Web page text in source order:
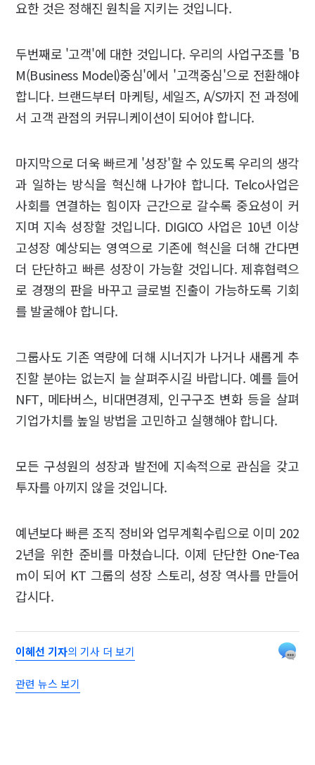
요한 것은 정해진 원칙을 지키는 것입니다.
두번째로 '고객'에 대한 것입니다. 우리의 사업구조를 'B
M(Business Model)중심'에서 '고객중심'으로 전환해야
합니다. 브랜드부터 마케팅, 세일즈, A/S까지 전 과정에
서 고객 관점의 커뮤니케이션이 되어야 합니다.
마지막으로 더욱 빠르게 '성장'할 수 있도록 우리의 생각
과 일하는 방식을 혁신해 나가야 합니다. Telco사업은
사회를 연결하는 힘이자 근간으로 갈수록 중요성이 커
지며 지속 성장할 것입니다. DIGICO 사업은 10년 이상
고성장 예상되는 영역으로 기존에 혁신을 더해 간다면
더 단단하고 빠른 성장이 가능할 것입니다. 제휴협력으
로 경쟁의 판을 바꾸고 글로벌 진출이 가능하도록 기회
를 발굴해야 합니다.
그룹사도 기존 역량에 더해 시너지가 나거나 새롭게 추
진할 분야는 없는지 늘 살펴주시길 바랍니다. 예를 들어
NFT, 메타버스, 비대면경제, 인구구조 변화 등을 살펴
기업가치를 높일 방법을 고민하고 실행해야 합니다.
모든 구성원의 성장과 발전에 지속적으로 관심을 갖고
투자를 아끼지 않을 것입니다.
예년보다 빠른 조직 정비와 업무계획수립으로 이미 202
2년을 위한 준비를 마쳤습니다. 이제 단단한 One-Tea
m이 되어 KT 그룹의 성장 스토리, 성장 역사를 만들어
갑시다.
이혜선 기자의 기사 더 보기
관련 뉴스 보기